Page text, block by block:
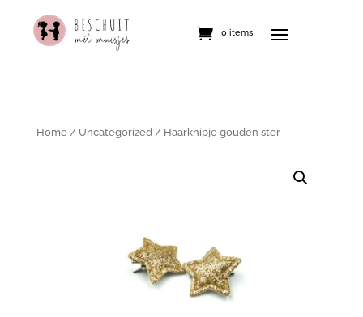
0 items
Home/ Uncategorized/ Haarknipje gouden ster